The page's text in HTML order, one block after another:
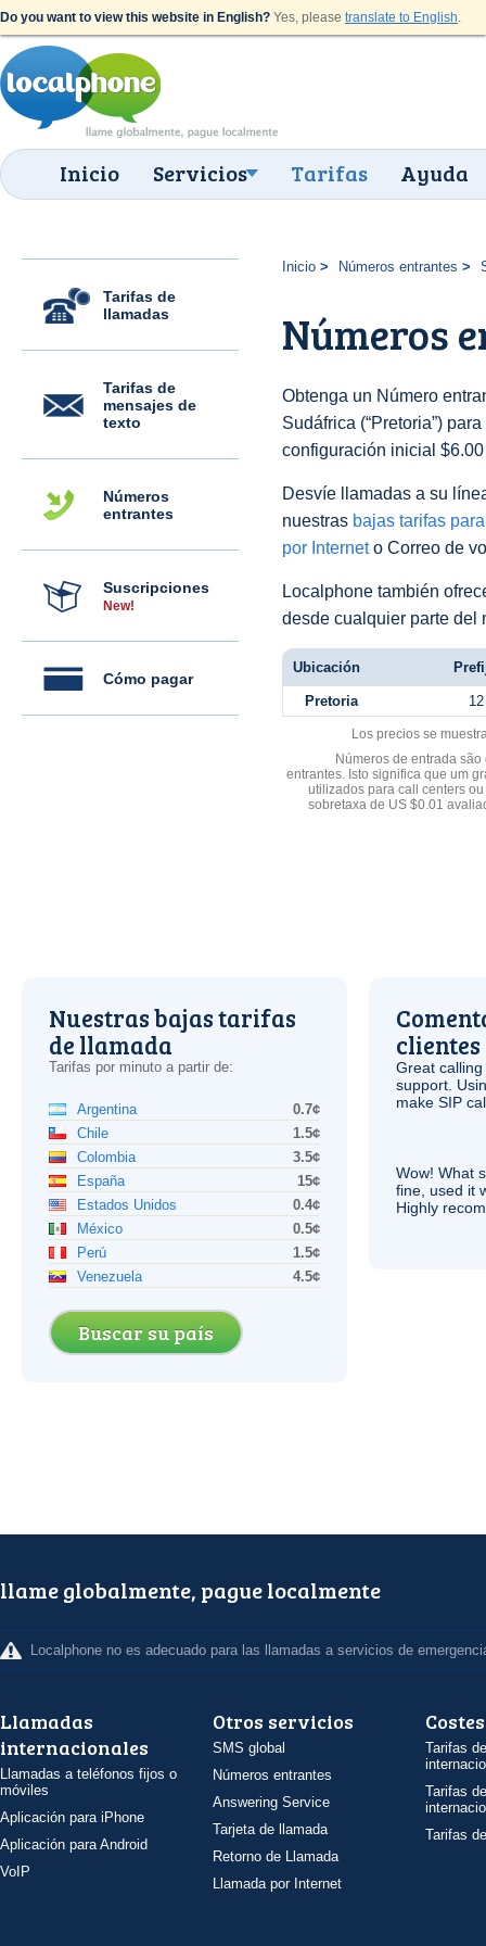
Do you want to view this website in English? Yes, please translate to English.
Inicio Servicios Tarifas Ayuda
Tarifas de
llamadas
Tarifas de
mensajes de
texto
Números
entrantes
Suscripciones
New!
Cómo pagar
Inicio Números entrantes
Números
Obtenga un Número
Sudáfrica (“Pretoria”)
configuración inicial
Desvíe llamadas a su
nuestras bajas tarifas
por Interneto Correo de
Localphone también
desde cualquier parte del
Ubicación
Pretoria 12
Los precios se
Números de entrada
entrantes. Isto significa que um
utilizados para call centers
sobretaxa de US $0.01
Nuestras bajas tarifas
de llamada
Tarifas por minuto a partir de:
Argentina
0.7¢
Chile
1.5¢
Colombia
3.5¢
España
15¢
Estados Unidos
0.4¢
México
0.5¢
Perú
1.5¢
Venezuela
4.5¢
Buscar su país
clientes
Great
support.
make SIP
Wow! What
fine, used it
Highly
llame globalmente, pague localmente
Localphone no es adecuado para las llamadas a servicios de
Llamadas
internacionales
Llamadas a teléfonos fijos o
móviles
Aplicación para iPhone
Aplicación para Android
VoIP
Otros servicios
SMS global
Números entrantes
Answering Service
Tarjeta de llamada
Retorno de Llamada
Llamada por Internet
Costes
Tarifas
Tarifas
Tarifas